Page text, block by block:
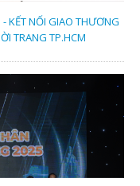
KẾT NỐI GIAO THƯƠNG
TRANG TP.HCM